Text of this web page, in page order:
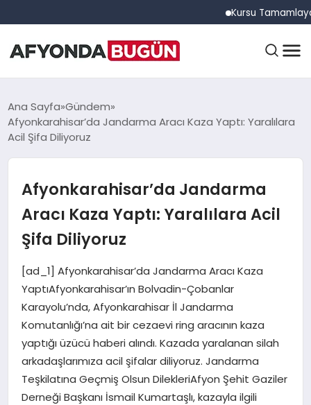
Kursu Tamamlayan
ANASAYFA
GÜNDEM
EĞITIM
EKONOMI
MAGAZIN
Ana Sayfa Gündem
Afyonkarahisar’da Jandarma Aracı Kaza Yaptı: Yaralılara
Acil Şifa Diliyoruz
Afyonkarahisar’da Jandarma
Aracı Kaza Yaptı: Yaralılara Acil
Şifa Diliyoruz
[ad_1] Afyonkarahisar’da Jandarma Aracı Kaza
YaptıAfyonkarahisar’ın Bolvadin-Çobanlar
Karayolu’nda, Afyonkarahisar İl Jandarma
Komutanlığı’na ait bir cezaevi ring aracının kaza
yaptığı üzücü haberi alındı. Kazada yaralanan silah
arkadaşlarımıza acil şifalar diliyoruz. Jandarma
Teşkilatına Geçmiş Olsun DilekleriAfyon Şehit Gaziler
Derneği Başkanı İsmail Kumartaşlı, kazayla ilgili